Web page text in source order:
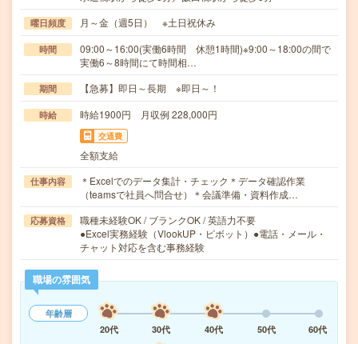
曜日頻度 月～金（週5日） ※土日祝休み
時間
09:00～16:00(実働6時間 休憩1時間)※9:00～18:00の間で
実働6～8時間にて時間相…
期間 【急募】即日～長期 ※即日～！
時給 時給1900円 月収例 228,000円
交通費
全額支給
仕事内容
＊Excelでのデータ集計・チェック＊データ確認作業
（teamsで社員へ問合せ）＊会議準備・資料作成…
応募資格
職種未経験OK / ブランクOK / 英語力不要
●Excel実務経験（VlookUP・ピボット）●電話・メール・
チャット対応を含む事務経験
職場の雰囲気
年齢層
20代
30代 40代 50代
60代